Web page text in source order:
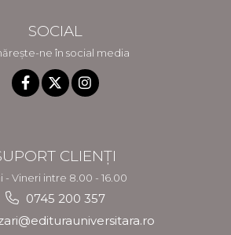
SOCIAL
ne în social media
CLIENȚI
- Vineri intre 8.00 - 16.00
0745 200 357